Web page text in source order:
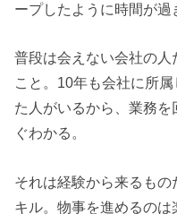
ープしたように時間が過
普段は会えない会社の
こと。10年も会社に所
た人がいるから、業務
ぐわかる。
それは経験から来るも
キル。物事を進めるの